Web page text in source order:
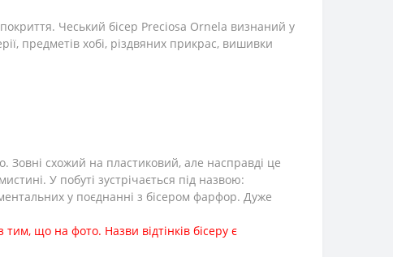
Чеський бісер Preciosa Ornela визнаний у
предметів хобі, різдвяних прикрас, вишивки
Зовні схожий на пластиковий, але насправді це
У побуті зустрічається під назвою:
у поєднанні з бісером фарфор. Дуже
що на фото. Назви відтінків бісеру є